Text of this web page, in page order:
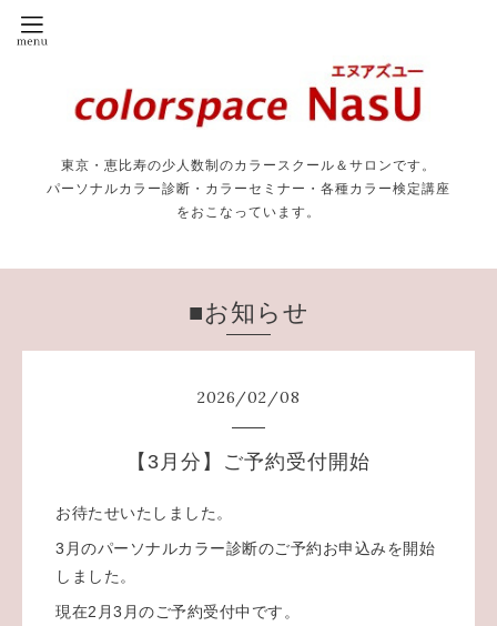
東京・恵比寿の少人数制のカラースクール＆サロンです。
パーソナルカラー診断・カラーセミナー・各種カラー検定講座
をおこなっています。
■お知らせ
2026/02/08
【3月分】ご予約受付開始
お待たせいたしました。
3月のパーソナルカラー診断のご予約お申込みを開始
しました。
現在2月3月のご予約受付中です。